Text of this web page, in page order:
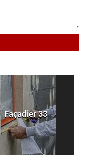
Façadier 33